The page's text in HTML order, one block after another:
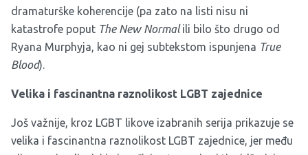
dramaturške koherencije (pa zato na listi nisu ni
katastrofe poput The New Normalili bilo što drugo od
Ryana Murphyja, kao ni gej subtekstom ispunjena True
Blood).
Velika i fascinantna raznolikost LGBT zajednice
Još važnije, kroz LGBT likove izabranih serija prikazuje se
velika i fascinantna raznolikost LGBT zajednice, jer među